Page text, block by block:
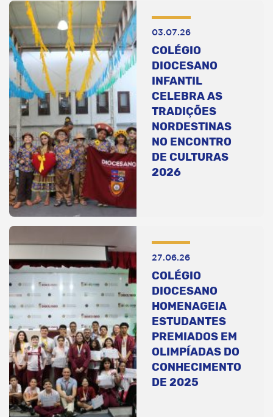
03.07.26
COLÉGIO
DIOCESANO
INFANTIL
CELEBRA AS
TRADIÇÕES
NORDESTINAS
NO ENCONTRO
DE CULTURAS
2026
27.06.26
COLÉGIO
DIOCESANO
HOMENAGEIA
ESTUDANTES
PREMIADOS EM
OLIMPÍADAS DO
CONHECIMENTO
DE 2025